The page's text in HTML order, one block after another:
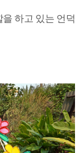
하고 있는 언덕